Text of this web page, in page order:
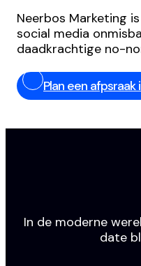
Neerbos Marketing
social media
daadkrachtige no-
Plan een afpsraak
In de moderne
date